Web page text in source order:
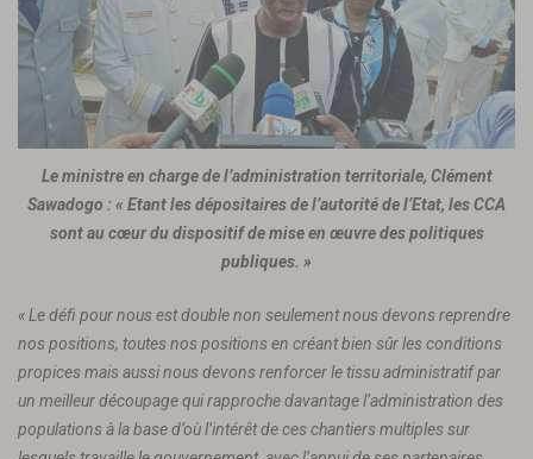
Le ministre en charge de l’administration territoriale, Clément
Sawadogo : « Etant les dépositaires de l’autorité de l’Etat, les CCA
sont au cœur du dispositif de mise en œuvre des politiques
publiques. »
« Le défi pour nous est double non seulement nous devons reprendre
nos positions, toutes nos positions en créant bien sûr les conditions
propices mais aussi nous devons renforcer le tissu administratif par
un meilleur découpage qui rapproche davantage l’administration des
populations à la base d’où l’intérêt de ces chantiers multiples sur